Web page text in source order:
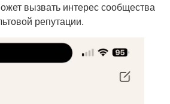
вызвать интерес сообщества
репутации.